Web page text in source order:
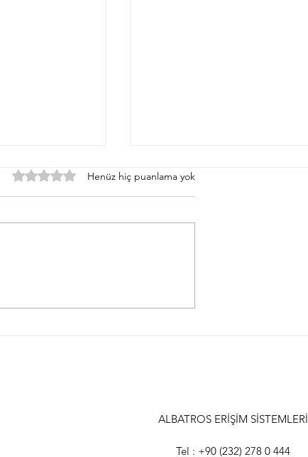
Merdiven
5 üzerinden 0 yıldızHenüz hiç puanlama yok
ALBATROS ERİŞİM SİSTEMLERİ
Tel : +90 (232) 278 0 444